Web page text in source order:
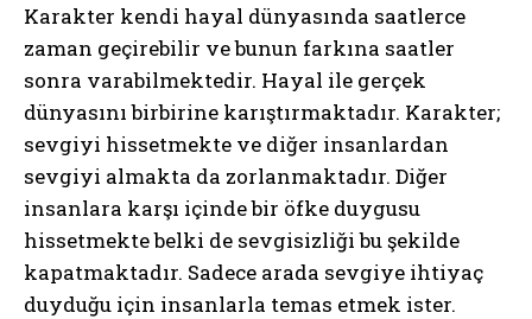
Karakter kendi hayal dünyasında saatlerce
zaman geçirebilir ve bunun farkına saatler
sonra varabilmektedir. Hayal ile gerçek
dünyasını birbirine karıştırmaktadır. Karakter;
sevgiyi hissetmekte ve diğer insanlardan
sevgiyi almakta da zorlanmaktadır. Diğer
insanlara karşı içinde bir öfke duygusu
hissetmekte belki de sevgisizliği bu şekilde
kapatmaktadır. Sadece arada sevgiye ihtiyaç
duyduğu için insanlarla temas etmek ister.